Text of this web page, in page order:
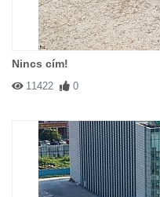
Nincs cím!
11422 0